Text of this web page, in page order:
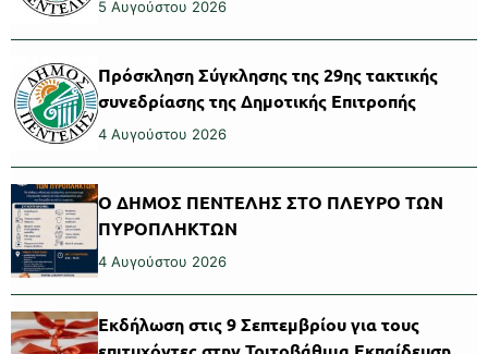
5 Αυγούστου 2026
Πρόσκληση Σύγκλησης της 29ης τακτικής
συνεδρίασης της Δημοτικής Επιτροπής
4 Αυγούστου 2026
Ο ΔΗΜΟΣ ΠΕΝΤΕΛΗΣ ΣΤΟ ΠΛΕΥΡΟ ΤΩΝ
ΠΥΡΟΠΛΗΚΤΩΝ
4 Αυγούστου 2026
Εκδήλωση στις 9 Σεπτεμβρίου για τους